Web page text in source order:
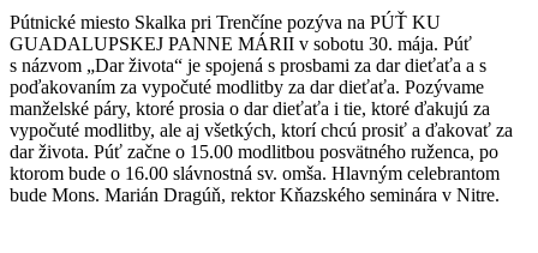
Pútnické miesto Skalka pri Trenčíne pozýva na PÚŤ KU
GUADALUPSKEJ PANNE MÁRII v sobotu 30. mája. Púť
s názvom „Dar života“ je spojená s prosbami za dar dieťaťa a s
poďakovaním za vypočuté modlitby za dar dieťaťa. Pozývame
manželské páry, ktoré prosia o dar dieťaťa i tie, ktoré ďakujú za
vypočuté modlitby, ale aj všetkých, ktorí chcú prosiť a ďakovať za
dar života. Púť začne o 15.00 modlitbou posvätného ruženca, po
ktorom bude o 16.00 slávnostná sv. omša. Hlavným celebrantom
bude Mons. Marián Dragúň, rektor Kňazského seminára v Nitre.